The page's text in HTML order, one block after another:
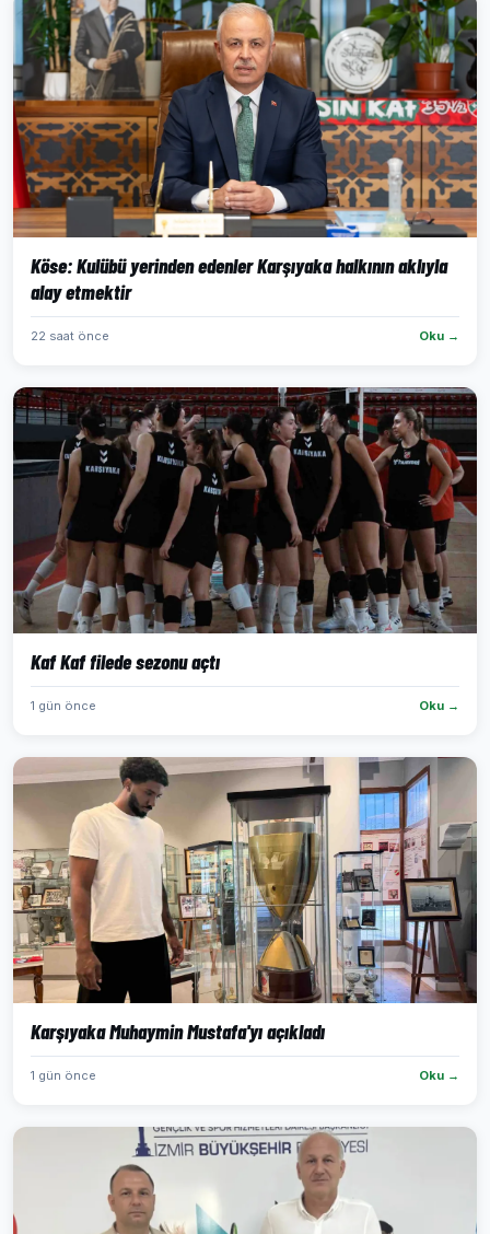
Köse: Kulübü yerinden edenler Karşıyaka halkının aklıyla
alay etmektir
22 saat önce Oku →
Kaf Kaf filede sezonu açtı
1 gün önce Oku →
Karşıyaka Muhaymin Mustafa'yı açıkladı
1 gün önce Oku →